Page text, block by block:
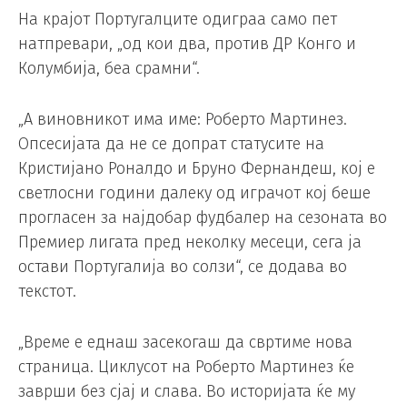
На крајот Португалците одиграа само пет
натпревари, „од кои два, против ДР Конго и
Колумбија, беа срамни“.
„А виновникот има име: Роберто Мартинез.
Опсесијата да не се допрат статусите на
Кристијано Роналдо и Бруно Фернандеш, кој е
светлосни години далеку од играчот кој беше
прогласен за најдобар фудбалер на сезоната во
Премиер лигата пред неколку месеци, сега ја
остави Португалија во солзи“, се додава во
текстот.
„Време е еднаш засекогаш да свртиме нова
страница. Циклусот на Роберто Мартинез ќе
заврши без сјај и слава. Во историјата ќе му